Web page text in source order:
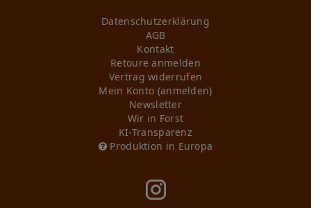
Daten­schutz­erklärung
AGB
Kontakt
Retoure anmelden
Vertrag widerrufen
Mein Konto (anmelden)
Newsletter
Wir in Forst
KI-Transparenz
Produktion in Europa